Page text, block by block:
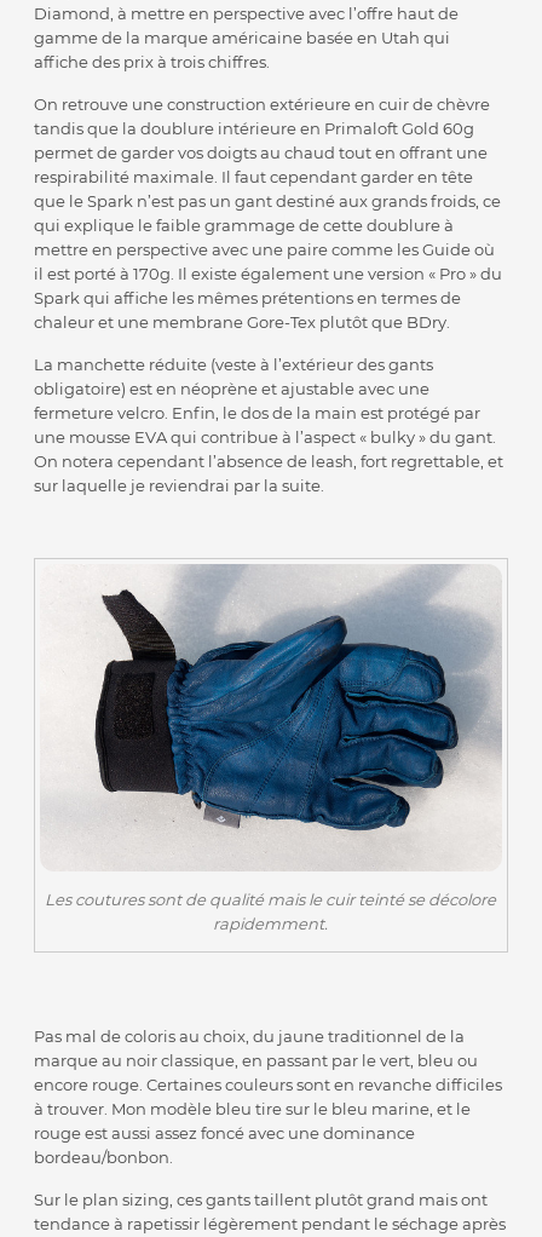
Diamond, à mettre en perspective avec l’offre haut de
gamme de la marque américaine basée en Utah qui
affiche des prix à trois chiffres.
On retrouve une construction extérieure en cuir de chèvre
tandis que la doublure intérieure en Primaloft Gold 60g
permet de garder vos doigts au chaud tout en offrant une
respirabilité maximale. Il faut cependant garder en tête
que le Spark n’est pas un gant destiné aux grands froids, ce
qui explique le faible grammage de cette doublure à
mettre en perspective avec une paire comme les Guide où
il est porté à 170g. Il existe également une version « Pro » du
Spark qui affiche les mêmes prétentions en termes de
chaleur et une membrane Gore-Tex plutôt que BDry.
La manchette réduite (veste à l’extérieur des gants
obligatoire) est en néoprène et ajustable avec une
fermeture velcro. Enfin, le dos de la main est protégé par
une mousse EVA qui contribue à l’aspect « bulky » du gant.
On notera cependant l’absence de leash, fort regrettable, et
sur laquelle je reviendrai par la suite.
Les coutures sont de qualité mais le cuir teinté se décolore
rapidemment.
Pas mal de coloris au choix, du jaune traditionnel de la
marque au noir classique, en passant par le vert, bleu ou
encore rouge. Certaines couleurs sont en revanche difficiles
à trouver. Mon modèle bleu tire sur le bleu marine, et le
rouge est aussi assez foncé avec une dominance
bordeau/bonbon.
Sur le plan sizing, ces gants taillent plutôt grand mais ont
tendance à rapetissir légèrement pendant le séchage après